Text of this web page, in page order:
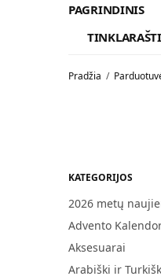
PAGRINDINIS
Pradžia /
KATEGORIJOS
2026 metų
Advento
Aksesuarai
Arabiški ir